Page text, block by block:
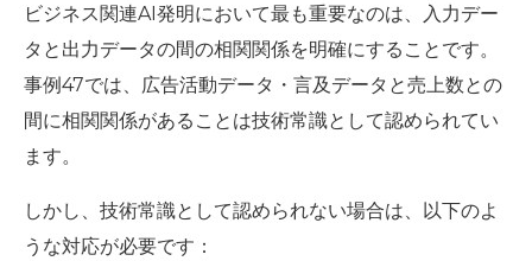
ビジネス関連AI発明において最も重要なのは、入力デー
タと出力データの間の相関関係を明確にすることです。
事例47では、広告活動データ・言及データと売上数との
間に相関関係があることは技術常識として認められてい
ます。
しかし、技術常識として認められない場合は、以下のよ
うな対応が必要です：